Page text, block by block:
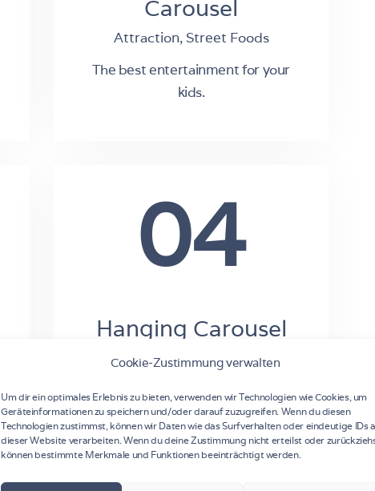
Cookie-Zustimmung verwalten
Um dir ein optimales Erlebnis zu bieten, verwenden wir Technologien wie Cookies, um
Geräteinformationen zu speichern und/oder darauf zuzugreifen. Wenn du diesen
Technologien zustimmst, können wir Daten wie das Surfverhalten oder eindeutige IDs
dieser Website verarbeiten. Wenn du deine Zustimmung nicht erteilst oder
können bestimmte Merkmale und Funktionen beeinträchtigt werden.
Carousel
Attraction, Street Foods
The best entertainment for your
kids.
04
Hanging Carousel
Attraction,Street Foods
The best entertainment for your
kids.